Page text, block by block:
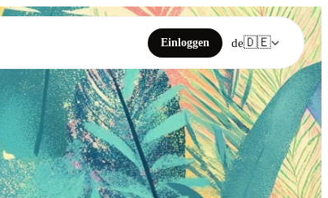
Einloggen de🇩🇪